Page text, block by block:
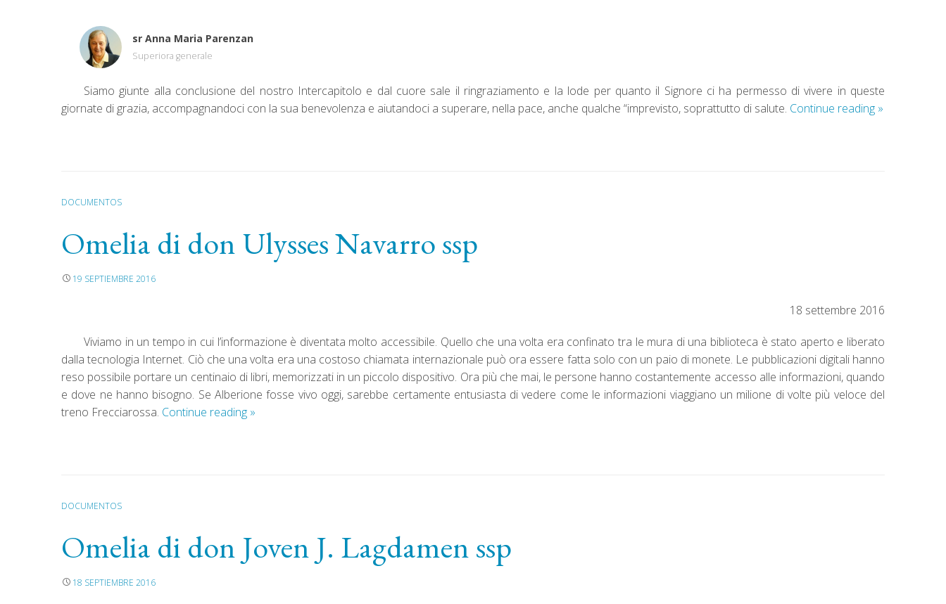
sr Anna Maria Parenzan
Superiora generale
Siamo giunte alla conclusione del nostro Intercapitolo e dal cuore sale il ringraziamento e la lode per quanto il Signore ci ha permesso di vivere in queste
giornate di grazia, accompagnandoci con la sua benevolenza e aiutandoci a superare, nella pace, anche qualche “imprevisto, soprattutto di salute. Continue reading »
DOCUMENTOS
Omelia di don Ulysses Navarro ssp
19 SEPTIEMBRE 2016
18 settembre 2016
Viviamo in un tempo in cui l’informazione è diventata molto accessibile. Quello che una volta era confinato tra le mura di una biblioteca è stato aperto e liberato
dalla tecnologia Internet. Ciò che una volta era una costoso chiamata internazionale può ora essere fatta solo con un paio di monete. Le pubblicazioni digitali hanno
reso possibile portare un centinaio di libri, memorizzati in un piccolo dispositivo. Ora più che mai, le persone hanno costantemente accesso alle informazioni, quando
e dove ne hanno bisogno. Se Alberione fosse vivo oggi, sarebbe certamente entusiasta di vedere come le informazioni viaggiano un milione di volte più veloce del
treno Frecciarossa. Continue reading »
DOCUMENTOS
Omelia di don Joven J. Lagdamen ssp
18 SEPTIEMBRE 2016